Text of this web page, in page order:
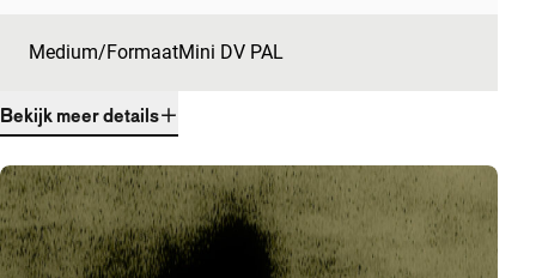
Medium/FormaatMini DV PAL
Bekijk meer details